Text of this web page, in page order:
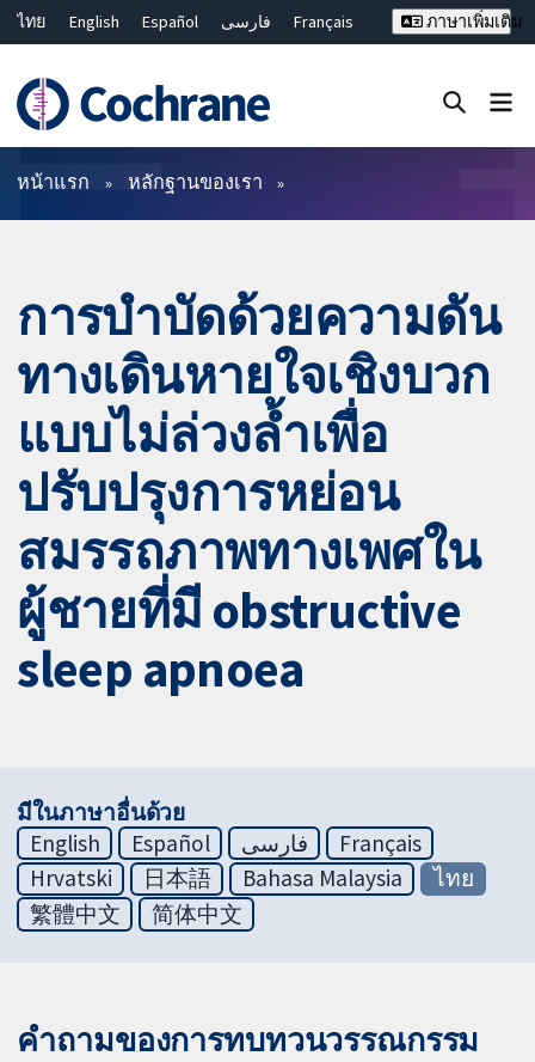
ไทย English Español فارسی
Français
Bahasa Malaysia
繁體中文 简体中文
ภาษาเพิ่มเติม
ตัวกรอง
หน้าแรก หลักฐานของเรา
การบำบัดด้วยความดัน
ทางเดินหายใจเชิงบวก
แบบไม่ล่วงล้ำเพื่อ
ปรับปรุงการหย่อน
สมรรถภาพทางเพศใน
ผู้ชายที่มี obstructive
sleep apnoea
มีในภาษาอื่นด้วย
English
Español فارسی
Français
Hrvatski
日本語 Bahasa Malaysia
ไทย
繁體中文
简体中文
คำถามของการทบทวนวรรณกรรม